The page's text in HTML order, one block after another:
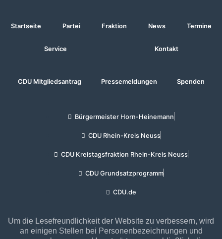
Startseite Partei Fraktion News Termine
Service Kontakt
CDU Mitgliedsantrag Pressemeldungen Spenden
Bürgermeister Horn-Heinemann
CDU Rhein-Kreis Neuss
CDU Kreistagsfraktion Rhein-Kreis Neuss
CDU Grundsatzprogramm
CDU.de
Um die Lesefreundlichkeit der Website zu verbessern, wird
an einigen Stellen bei Personenbezeichnungen und